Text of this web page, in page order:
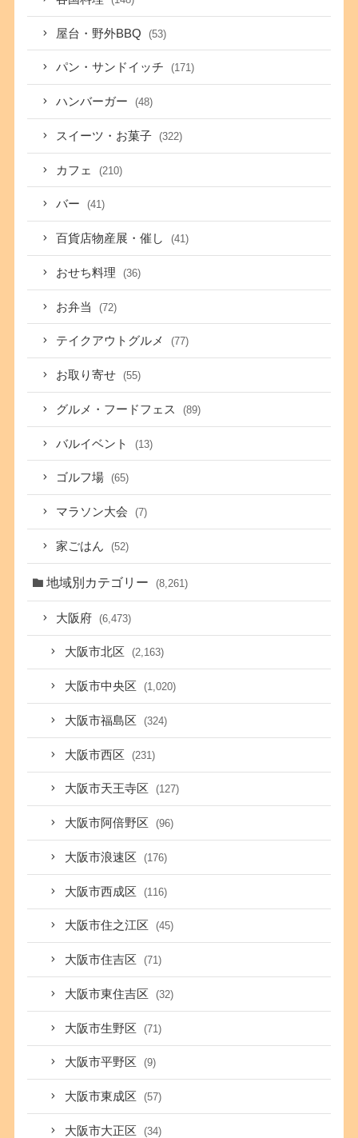
屋台・野外BBQ (53)
パン・サンドイッチ (171)
ハンバーガー (48)
スイーツ・お菓子 (322)
カフェ (210)
バー (41)
百貨店物産展・催し (41)
おせち料理 (36)
お弁当 (72)
テイクアウトグルメ (77)
お取り寄せ (55)
グルメ・フードフェス (89)
バルイベント (13)
ゴルフ場 (65)
マラソン大会 (7)
家ごはん (52)
地域別カテゴリー (8,261)
大阪府 (6,473)
大阪市北区 (2,163)
大阪市中央区 (1,020)
大阪市福島区 (324)
大阪市西区 (231)
大阪市天王寺区 (127)
大阪市阿倍野区 (96)
大阪市浪速区 (176)
大阪市西成区 (116)
大阪市住之江区 (45)
大阪市住吉区 (71)
大阪市東住吉区 (32)
大阪市生野区 (71)
大阪市平野区 (9)
大阪市東成区 (57)
大阪市大正区 (34)